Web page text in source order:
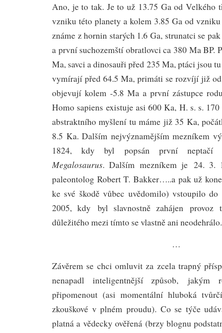
Ano, je to tak. Je to už 13.75 Ga od Velkého
vzniku této planety a kolem 3.85 Ga od
známe z hornin starých 1.6 Ga, strunatci se
a první suchozemští obratlovci ca 380 Ma BP.
Ma, savci a dinosauři před 235 Ma, ptáci jsou
vymírají před 64.5 Ma, primáti se rozvíjí již
objevují kolem -5.8 Ma a první zástupce
Homo sapiens existuje asi 600 Ka, H. s. s.
abstraktního myšlení tu máme již 35 Ka,
8.5 Ka. Dalším nejvýznamějším mezníkem
1824, kdy byl popsán první neptačí
Megalosaurus. Dalším mezníkem je 24. 3.
paleontolog Robert T. Bakker…..a pak už
ke své škodě vůbec uvědomilo) vstoupilo
2005, kdy byl slavnostně zahájen
důležitého mezi tímto se vlastně ani neodehrálo.
…
Závěrem se chci omluvit za zcela trapný
nenapadl inteligentnější způsob, jakým
připomenout (asi momentální hluboká
zkouškové v plném proudu). Co se týče
platná a vědecky ověřená (brzy blognu